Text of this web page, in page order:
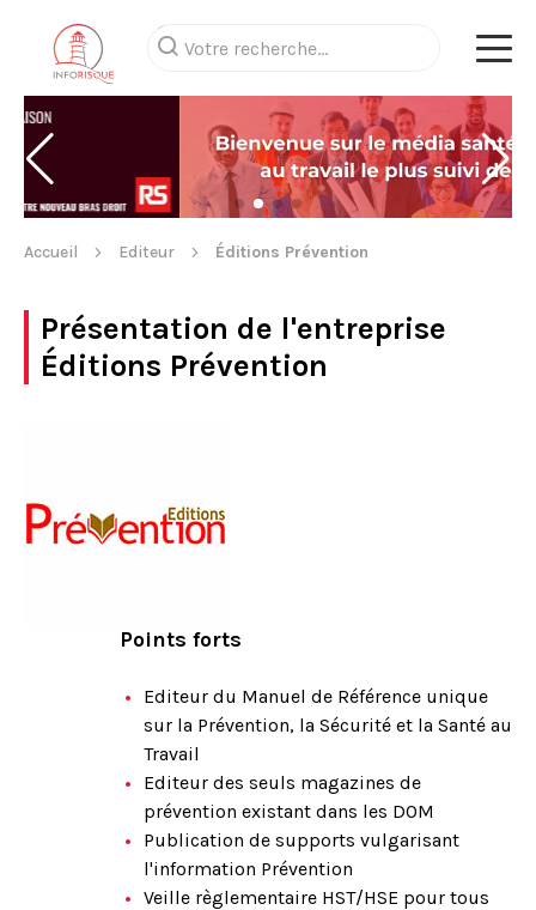
Accueil Editeur Éditions Prévention
Présentation de l'entreprise
Éditions Prévention
Points forts
Editeur du Manuel de Référence unique
sur la Prévention, la Sécurité et la Santé au
Travail
Editeur des seuls magazines de
prévention existant dans les DOM
Publication de supports vulgarisant
l'information Prévention
Veille règlementaire HST/HSE pour tous